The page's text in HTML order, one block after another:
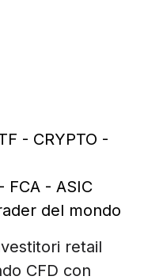
- CRYPTO -
FCA - ASIC
del mondo
retail
CFD con